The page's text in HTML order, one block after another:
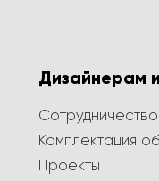
Дизайнерам
Сотрудничество
Комплектация
Проекты